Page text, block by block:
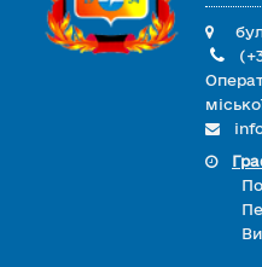
бул.